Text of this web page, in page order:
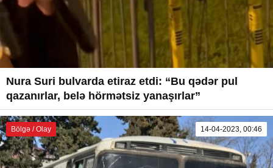
Nura Suri bulvarda etiraz etdi: “Bu qədər pul
qazanırlar, belə hörmətsiz yanaşırlar”
Bölgə / Olay 14-04-2023, 00:46